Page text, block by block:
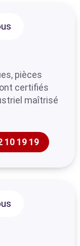
pièces
certifiés
maîtrisé
10 19 19